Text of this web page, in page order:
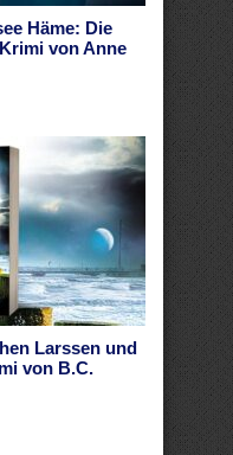
Häme: Die
von Anne
Larssen und
von B.C.